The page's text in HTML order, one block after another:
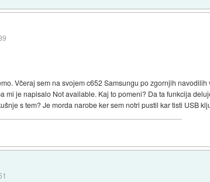
Včeraj sem na svojem c652 Samsungu po zgornjih
mi je napisalo Not available. Kaj to pomeni? Da ta funkcija
s tem? Je morda narobe ker sem notri pustil kar tisti USB